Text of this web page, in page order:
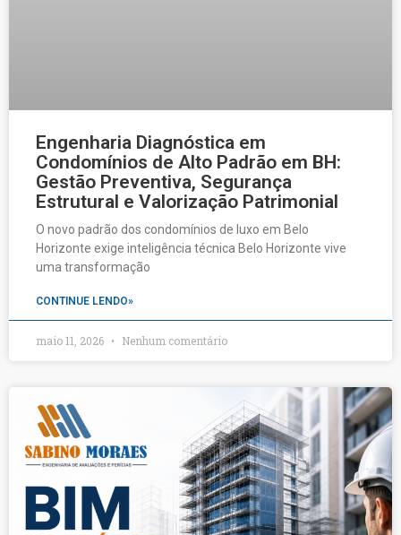
Engenharia Diagnóstica em
Condomínios de Alto Padrão em BH:
Gestão Preventiva, Segurança
Estrutural e Valorização Patrimonial
O novo padrão dos condomínios de luxo em Belo
Horizonte exige inteligência técnica Belo Horizonte vive
uma transformação
CONTINUE LENDO»
maio 11, 2026 Nenhum comentário